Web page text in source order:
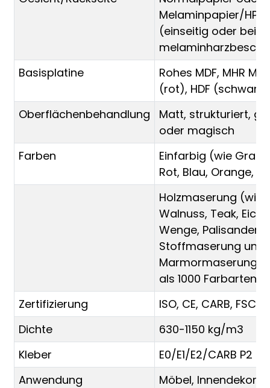
Melaminpapier/
(einseitig oder
Basisplatine
Rohes MDF, MHR
(rot), HDF (schwarz)
Oberflächenbehandlung
Matt, strukturiert,
oder magisch
Farben
Einfarbig (wie Grau,
Rot, Blau, Orange,
Holzmaserung (wie
Walnuss, Teak,
Wenge, Palisander
Stoffmaserung und
Marmormaserung.
als 1000 Farbarten
Zertifizierung
ISO, CE, CARB, FSC
Dichte
630-1150 kg/m3
Kleber
E0/E1/E2/CARB P2
Anwendung
Möbel,